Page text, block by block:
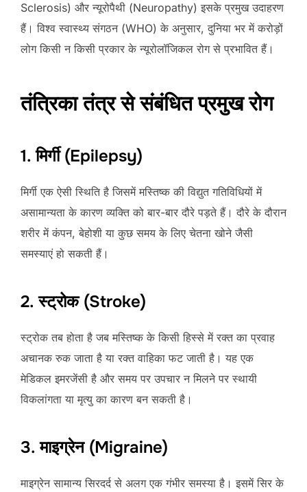
Sclerosis) और न्यूरोपैथी (Neuropathy) इसके प्रमुख उदाहरण
हैं। विश्व स्वास्थ्य संगठन (WHO) के अनुसार, दुनिया भर में करोड़ों
लोग किसी न किसी प्रकार के न्यूरोलॉजिकल रोग से प्रभावित हैं।
तंत्रिका तंत्र से संबंधित प्रमुख रोग
1. मिर्गी (Epilepsy)
मिर्गी एक ऐसी स्थिति है जिसमें मस्तिष्क की विद्युत गतिविधियों में
असामान्यता के कारण व्यक्ति को बार-बार दौरे पड़ते हैं। दौरे के दौरान
शरीर में कंपन, बेहोशी या कुछ समय के लिए चेतना खोने जैसी
समस्याएं हो सकती हैं।
2. स्ट्रोक (Stroke)
स्ट्रोक तब होता है जब मस्तिष्क के किसी हिस्से में रक्त का प्रवाह
अचानक रुक जाता है या रक्त वाहिका फट जाती है। यह एक
मेडिकल इमरजेंसी है और समय पर उपचार न मिलने पर स्थायी
विकलांगता या मृत्यु का कारण बन सकती है।
3. माइग्रेन (Migraine)
माइग्रेन सामान्य सिरदर्द से अलग एक गंभीर समस्या है। इसमें सिर के